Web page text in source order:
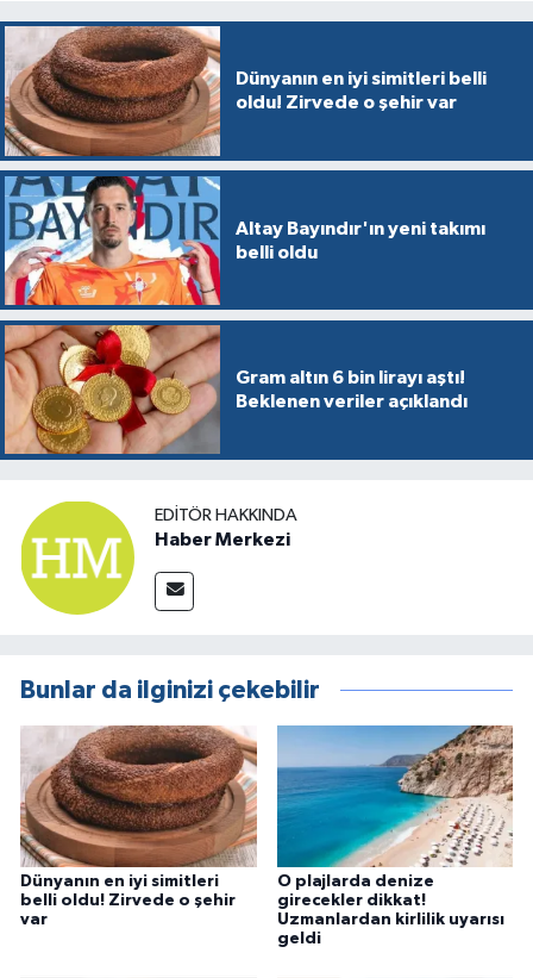
Dünyanın en iyi simitleri belli
oldu! Zirvede o şehir var
Altay Bayındır'ın yeni takımı
belli oldu
Gram altın 6 bin lirayı aştı!
Beklenen veriler açıklandı
EDITÖR HAKKINDA
Haber Merkezi
Bunlar da ilginizi çekebilir
Dünyanın en iyi simitleri
belli oldu! Zirvede o şehir
var
O plajlarda denize
girecekler dikkat!
Uzmanlardan kirlilik uyarısı
geldi